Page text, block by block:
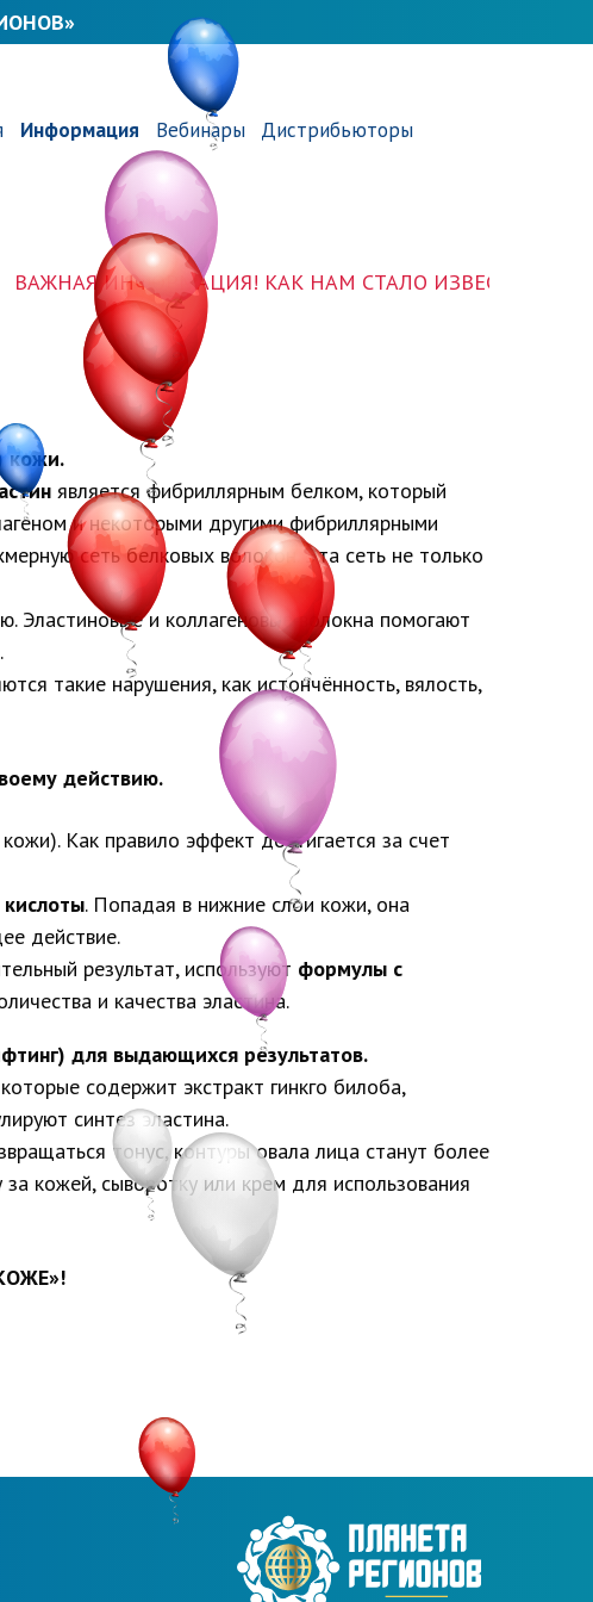
Информация Вебинары Дистрибьюторы
ИНФОРМАЦИЯ! КАК НАМ СТАЛО ИЗВЕСТНО,
кожи.
является фибриллярным белком, который
и некоторыми другими фибриллярными
сеть белковых волокон. Эта сеть не только
Эластиновые и коллагеновые волокна помогают
такие нарушения, как истончённость, вялость,
действию.
Как правило эффект достигается за счет
. Попадая в нижние слои кожи, она
действие.
результат, используют формулы с
и качества эластина.
для выдающихся результатов.
содержит экстракт гинкго билоба,
синтез эластина.
тонус, контуры овала лица станут более
кожей, сыворотку или крем для использования